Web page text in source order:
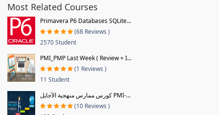
Most Related Courses
Primavera P6 Databases SQLite...
(68 Reviews )
2570 Student
PMI_PMP Last Week ( Review + I...
(1 Reviews )
11 Student
كورس ممارس منهجية الآجايل PMI-...
(10 Reviews )